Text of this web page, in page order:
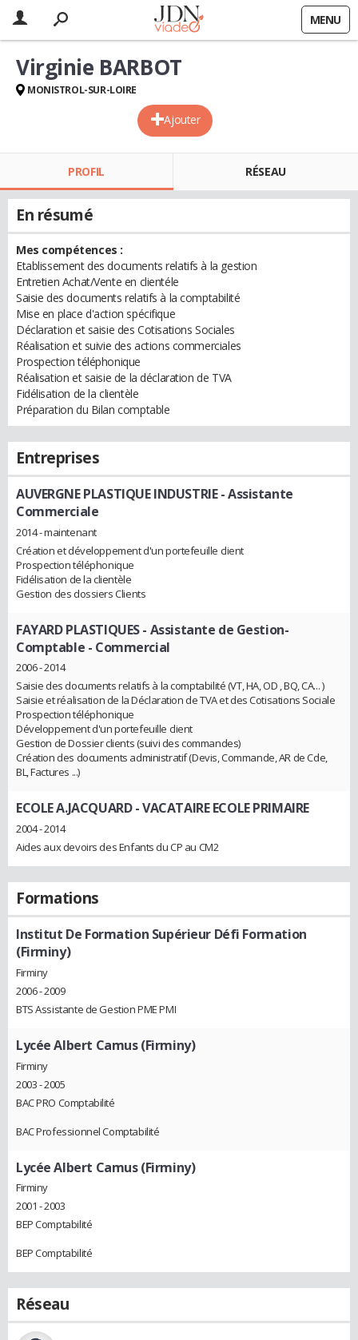
MENU
Ajouter
Virginie BARBOT
MONISTROL-SUR-LOIRE
PROFIL RÉSEAU
En résumé
Mes compétences :
Etablissement des documents relatifs à la gestion
Entretien Achat/Vente en clientéle
Saisie des documents relatifs à la comptabilité
Mise en place d'action spécifique
Déclaration et saisie des Cotisations Sociales
Réalisation et suivie des actions commerciales
Prospection téléphonique
Réalisation et saisie de la déclaration de TVA
Fidélisation de la clientèle
Préparation du Bilan comptable
Entreprises
AUVERGNE PLASTIQUE INDUSTRIE- Assistante
Commerciale
2014 - maintenant
Création et développement d'un portefeuille client
Prospection téléphonique
Fidélisation de la clientèle
Gestion des dossiers Clients
FAYARD PLASTIQUES- Assistante de Gestion-
Comptable - Commercial
2006 - 2014
Saisie des documents relatifs à la comptabilité (VT, HA, OD , BQ, CA... )
Saisie et réalisation de la Déclaration de TVA et des Cotisations Sociale
Prospection téléphonique
Développement d'un portefeuille client
Gestion de Dossier clients (suivi des commandes)
Création des documents administratif (Devis, Commande, AR de Cde,
BL, Factures ...)
ECOLE A.JACQUARD- VACATAIRE ECOLE PRIMAIRE
2004 - 2014
Aides aux devoirs des Enfants du CP au CM2
Formations
Institut De Formation Supérieur Défi Formation
(Firminy)
Firminy
2006 - 2009
BTS Assistante de Gestion PME PMI
Lycée Albert Camus (Firminy)
Firminy
2003 - 2005
BAC PRO Comptabilité
BAC Professionnel Comptabilité
Lycée Albert Camus (Firminy)
Firminy
2001 - 2003
BEP Comptabilité
BEP Comptabilité
Réseau